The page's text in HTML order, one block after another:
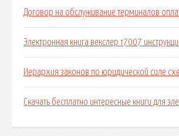
Договор на обслуживание терминалов
Электронная книга векслер т7007
Иерархия законов по юридической силе
Скачать бесплатно интересные книги для